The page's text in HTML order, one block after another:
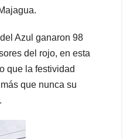
Azul ganaron 98
del rojo, en esta
que la festividad
que nunca su